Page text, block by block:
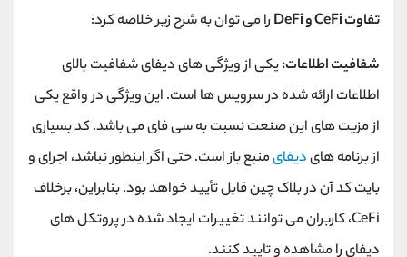
تفاوت CeFi و DeFi
را می توان به شرح زیر خلاصه کرد:
شفافیت اطلاعات:یکی از ویژگی های دیفای شفافیت بالای
اطلاعات ارائه شده در سرویس ها است. این ویژگی در واقع یکی
از مزیت های این صنعت نسبت به سی فای می باشد. کد بسیاری
از برنامه هایدیفایمنبع باز است. حتی اگر اینطور نباشد، اجرای و
بایت کد آن در بلاک چین قابل تأیید خواهد بود. بنابراین، برخلاف
CeFi، کاربران می توانند تغییرات ایجاد شده در پروتکل های
دیفای را مشاهده و تایید کنند.